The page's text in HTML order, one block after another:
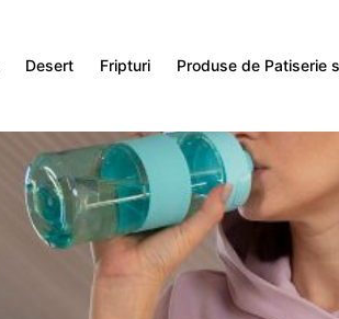
Desert Fripturi Produse de Patiserie